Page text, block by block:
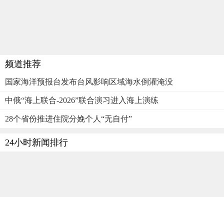
频道推荐
国家海洋预报台发布台风影响区域海水倒灌淹没
中俄“海上联合-2026”联合演习进入海上演练
28个省份推进住院分娩个人“无自付”
24小时新闻排行